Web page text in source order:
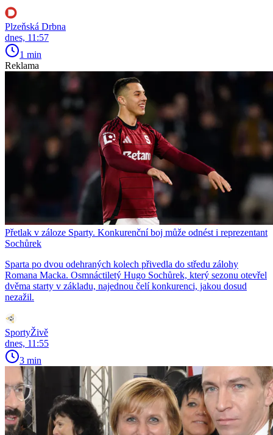
Plzeňská Drbna
dnes, 11:57
1 min
Reklama
Přetlak v záloze Sparty. Konkurenční boj může odnést i reprezentant
Sochůrek
Sparta po dvou odehraných kolech přivedla do středu zálohy
Romana Macka. Osmnáctiletý Hugo Sochůrek, který sezonu otevřel
dvěma starty v základu, najednou čelí konkurenci, jakou dosud
nezažil.
SportyŽivě
dnes, 11:55
3 min